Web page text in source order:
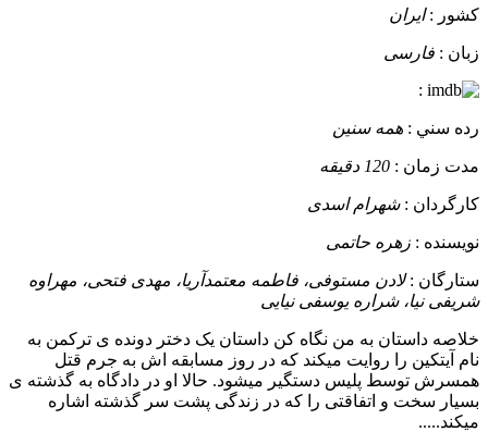
کشور :ایران
زبان : فارسی
:
رده سني : همه سنین
مدت زمان : 120 دقیقه
کارگردان :شهرام اسدی
نويسنده : زهره حاتمی
ستارگان :لادن مستوفی، فاطمه معتمدآریا، مهدی فتحی، مهراوه
شریفی نیا، شراره یوسفی نیایی
خلاصه داستان به من نگاه کن داستان یک دختر دونده ی ترکمن به
نام آیتکین را روایت میکند که در روز مسابقه اش به جرم قتل
همسرش توسط پلیس دستگیر میشود. حالا او در دادگاه به گذشته ی
بسیار سخت و اتفاقتی را که در زندگی پشت سر گذشته اشاره
میکند.....